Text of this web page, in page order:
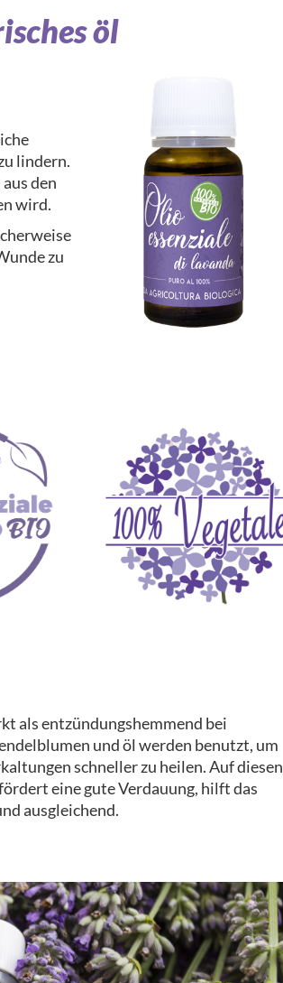
öl
lindern.
den
wird.
zu
als entzündungshemmend bei
und öl werden benutzt, um
schneller zu heilen. Auf diesen
eine gute Verdauung, hilft das
ausgleichend.